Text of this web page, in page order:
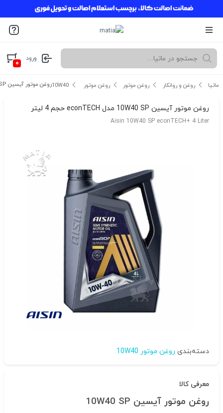
ورود
۰
ماتیا روغن و روانکار روغن موتور روغن موتور 10W40 روغن موتور آیسین 10W40 SP مدل econTECH حجم 4 لیتر
روغن موتور آیسین 10W40 SP مدل econTECH حجم 4 لیتر
Aisin 10W40 SP econTECH+ 4 Liter
دسته‌بندی روغن موتور 10W40
معرفی کالا
روغن موتور آیسین 10W40 SP